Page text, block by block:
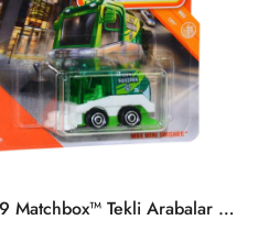
C0859 Matchbox™ Tekli Arabalar / Asorti Seçilemez.